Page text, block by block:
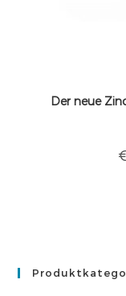
Der neue